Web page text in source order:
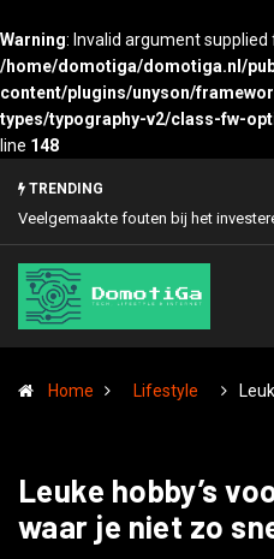
Warning: Invalid argument
/home/domotiga/domotiga.nl/
content/plugins/unyson/
types/typography-v2/class-fw-
line 148
TRENDING
Zo verhoog je de online
Home Lifestyle
Leuke hobby’s
waar je niet zo